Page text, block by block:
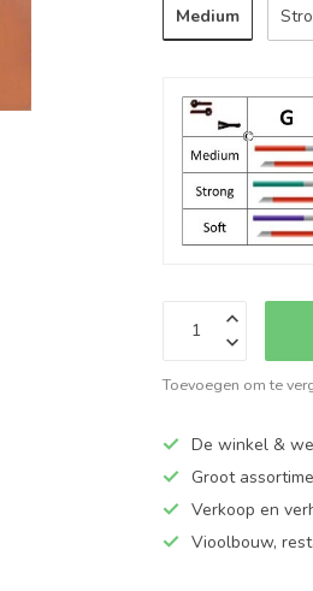
Medium
Toevoegen om te
De winkel &
Groot
Verkoop en
Vioolbouw,